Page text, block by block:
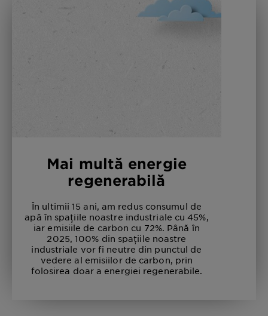
Mai multă energie
regenerabilă
În ultimii 15 ani, am redus consumul de
apă în spațiile noastre industriale cu 45%,
iar emisiile de carbon cu 72%. Până în
2025, 100% din spațiile noastre
industriale vor fi neutre din punctul de
vedere al emisiilor de carbon, prin
folosirea doar a energiei regenerabile.